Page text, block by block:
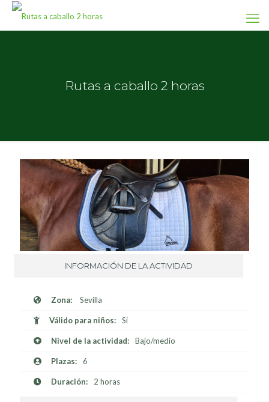
Rutas a caballo 2 horas
INFORMACIÓN DE LA ACTIVIDAD
Zona: Sevilla
Válido para niños: Si
Nivel de la actividad: Bajo/medio
Plazas: 6
Duración: 2 horas